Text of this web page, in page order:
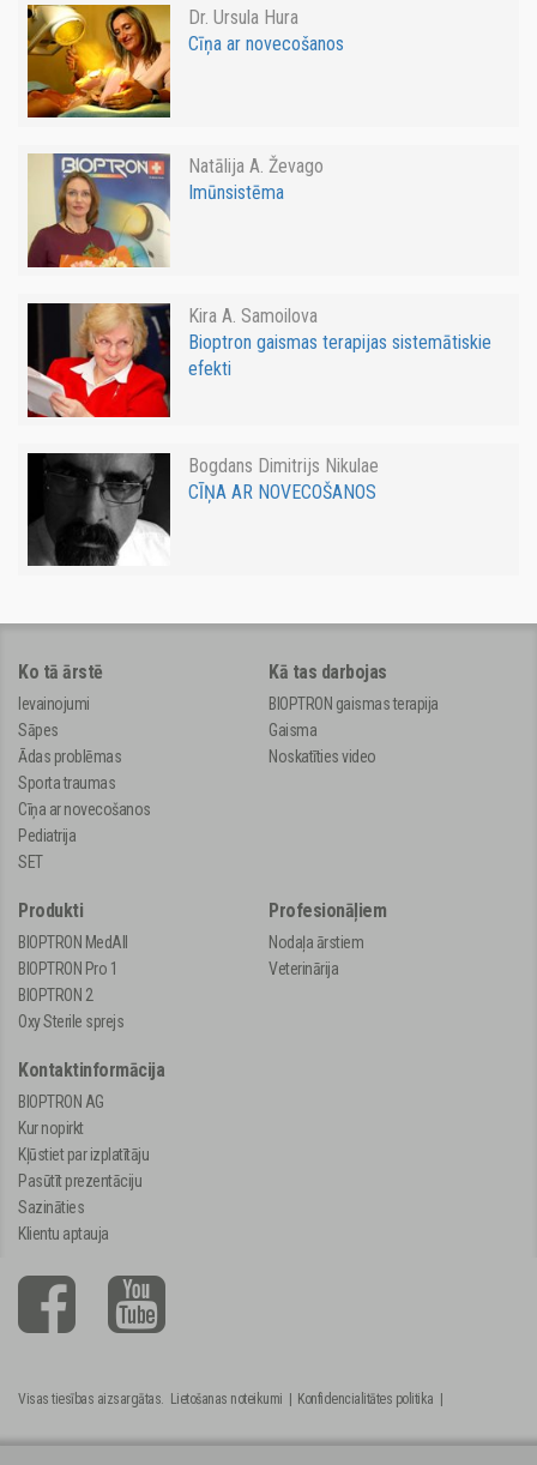
Dr. Ursula Hura
Cīņa ar novecošanos
Natālija A. Ževago
Imūnsistēma
Kira A. Samoilova
Bioptron gaismas terapijas sistemātiskie
efekti
Bogdans Dimitrijs Nikulae
CĪŅA AR NOVECOŠANOS
Ko tā ārstē
Ievainojumi
Sāpes
Ādas problēmas
Sporta traumas
Cīņa ar novecošanos
Pediatrija
SET
Kā tas darbojas
BIOPTRON gaismas terapija
Gaisma
Noskatīties video
Produkti
BIOPTRON MedAll
BIOPTRON Pro 1
BIOPTRON 2
Oxy Sterile sprejs
Profesionāļiem
Nodaļa ārstiem
Veterinārija
Kontaktinformācija
BIOPTRON AG
Kur nopirkt
Kļūstiet par izplatītāju
Pasūtīt prezentāciju
Sazināties
Klientu aptauja
Visas tiesības aizsargātas. Lietošanas noteikumi | Konfidencialitātes politika |